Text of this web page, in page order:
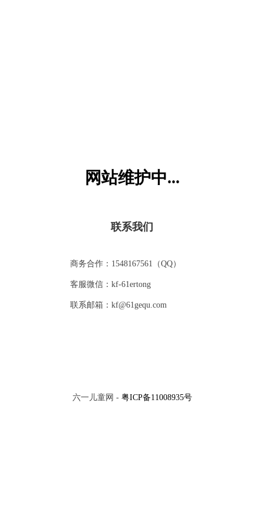
网站维护中...
联系我们
商务合作：1548167561（QQ）
客服微信：kf-61ertong
联系邮箱：kf@61gequ.com
六一儿童网 - 粤ICP备11008935号